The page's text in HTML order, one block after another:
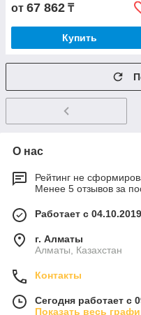
от 67 862 ₸
Купить
О нас
Рейтинг не
Менее 5 отзывов за
Работает с 04.10.2019
г. Алматы
Алматы, Казахстан
Контакты
Сегодня работает с
Показать весь